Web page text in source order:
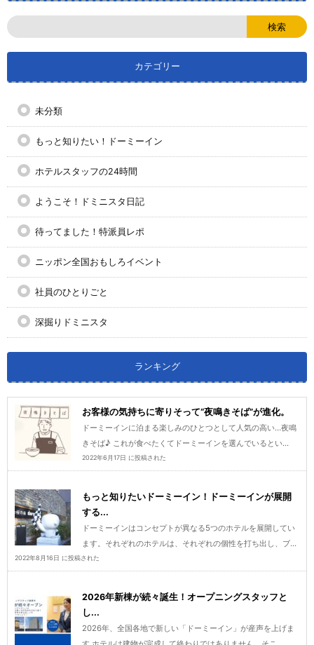
カテゴリー
未分類
もっと知りたい！ドーミーイン
ホテルスタッフの24時間
ようこそ！ドミニスタ日記
待ってました！特派員レポ
ニッポン全国おもしろイベント
社員のひとりごと
深掘りドミニスタ
ランキング
お客様の気持ちに寄りそって“夜鳴きそば”が進化。
ドーミーインに泊まる楽しみのひとつとして人気の高い…夜鳴
きそば♪ これが食べたくてドーミーインを選んでいるとい...
2022年6月17日 に投稿された
もっと知りたいドーミーイン！ドーミーインが展開
する...
ドーミーインはコンセプトが異なる5つのホテルを展開してい
ます。それぞれのホテルは、それぞれの個性を打ち出し、ブ...
2022年8月16日 に投稿された
2026年新棟が続々誕生！オープニングスタッフと
し...
2026年、全国各地で新しい「ドーミーイン」が産声を上げま